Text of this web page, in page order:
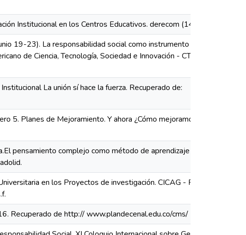
Institucional en los Centros Educativos. derecom (14), 69-84.
19-23). La responsabilidad social como instrumento para
de Ciencia, Tecnología, Sociedad e Innovación - CTS+I,
La unión sí hace la fuerza. Recuperado de:
5. Planes de Mejoramiento. Y ahora ¿Cómo mejoramos?
pensamiento complejo como método de aprendizaje en el
en los Proyectos de investigación. CICAG - Revista
Recuperado de http:// www.plandecenal.edu.co/cms/